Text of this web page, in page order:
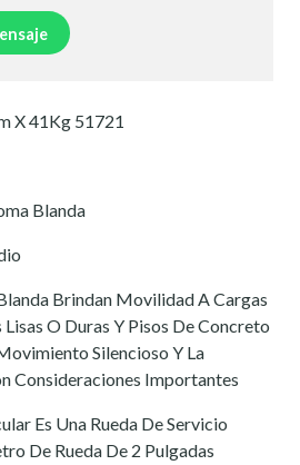
X 41Kg 51721
Blanda
Blanda Brindan Movilidad A Cargas
Lisas O Duras Y Pisos De Concreto
Silencioso Y La
Consideraciones Importantes
Es Una Rueda De Servicio
De Rueda De 2 Pulgadas